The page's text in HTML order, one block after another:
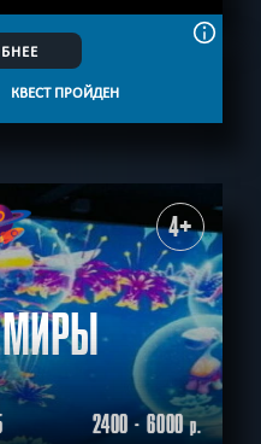
КВЕСТ ПРОЙДЕН
4+
2400 - 6000р.